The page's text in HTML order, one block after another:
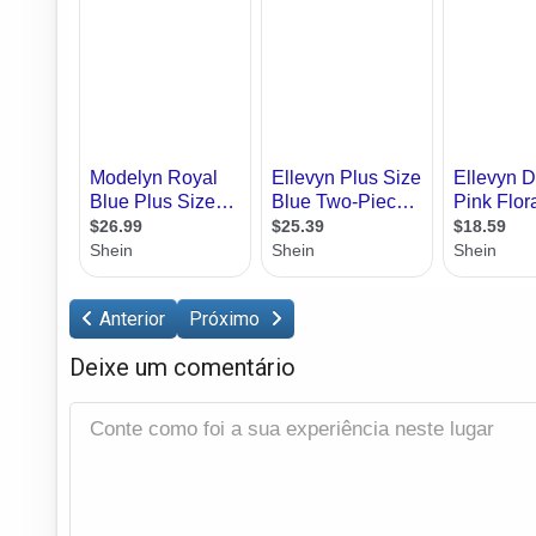
Anterior Próximo
Deixe um comentário